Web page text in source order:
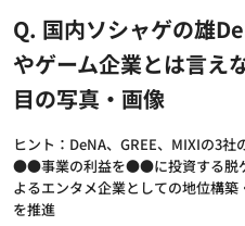
Q. 国内ソシャゲの雄
やゲーム企業とは言え
目の写真・画像
ヒント：DeNA、GREE、MIXIの3社
●●事業の利益を●●に投資する脱
よるエンタメ企業としての地位
を推進